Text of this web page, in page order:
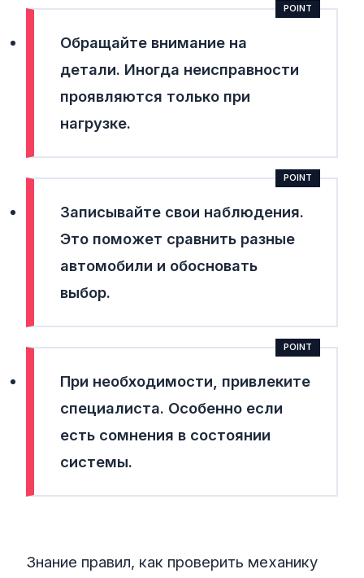
Обращайте внимание на
детали. Иногда неисправности
проявляются только при
нагрузке.
Записывайте свои наблюдения.
Это поможет сравнить разные
автомобили и обосновать
выбор.
При необходимости, привлеките
специалиста. Особенно если
есть сомнения в состоянии
системы.
Знание правил, как проверить механику